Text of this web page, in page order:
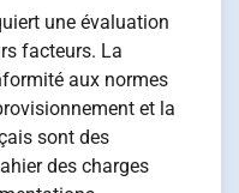
une évaluation
facteurs. La
aux normes
et la
sont des
des charges